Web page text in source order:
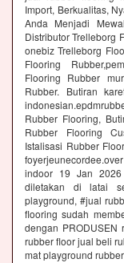
Import, Berkualitas,
Anda Menjadi
Distributor Trelleborg
onebiz Trelleborg
Flooring
Flooring Rubber
Rubber. Butiran
Rubber Flooring,
Rubber Flooring
Istalisasi Rubber
indoor 19 Jan
diletakan di latai
playground, #jual
flooring sudah
dengan PRODUSEN
rubber floor jual beli
mat playground